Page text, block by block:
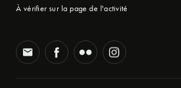
À vérifier sur la page de l'activité